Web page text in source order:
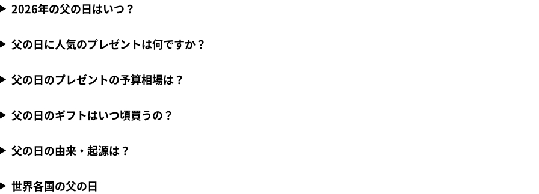
2026年の父の日はいつ？
父の日に人気のプレゼントは何ですか？
父の日のプレゼントの予算相場は？
父の日のギフトはいつ頃買うの？
父の日の由来・起源は？
世界各国の父の日